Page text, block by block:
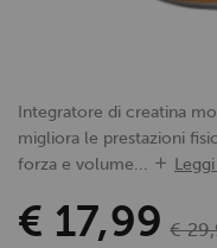
Integratore di creatina
migliora le prestazioni
forza e volume...
€ 17,99 €